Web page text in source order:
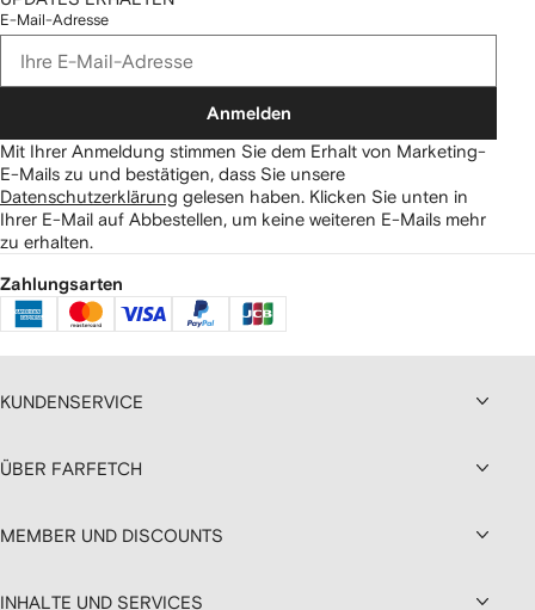
E-Mail-Adresse
Anmelden
Mit Ihrer Anmeldung stimmen Sie dem Erhalt von Marketing-
E-Mails zu und bestätigen, dass Sie unsere
Datenschutzerklärung gelesen haben. Klicken Sie unten in
Ihrer E-Mail auf Abbestellen, um keine weiteren E-Mails mehr
zu erhalten.
Zahlungsarten
KUNDENSERVICE
ÜBER FARFETCH
MEMBER UND DISCOUNTS
INHALTE UND SERVICES